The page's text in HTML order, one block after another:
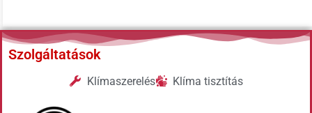
Szolgáltatások
Klímaszerelés Klíma tisztítás